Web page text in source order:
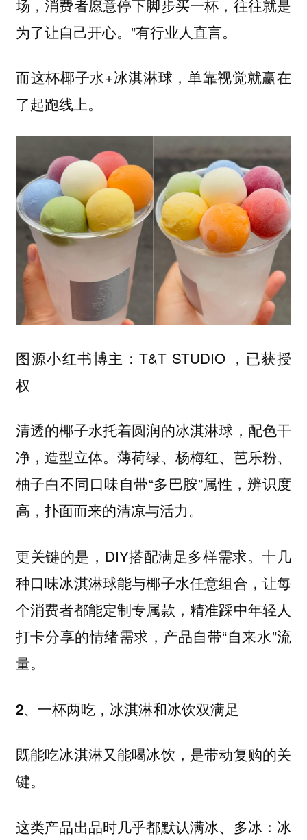
场，消费者愿意停下脚步买一杯，往往就是
为了让自己开心。”有行业人直言。
而这杯椰子水+冰淇淋球，单靠视觉就赢在
了起跑线上。
图源小红书博主：T&T STUDIO ，已获授
权
清透的椰子水托着圆润的冰淇淋球，配色干
净，造型立体。薄荷绿、杨梅红、芭乐粉、
柚子白不同口味自带“多巴胺”属性，辨识度
高，扑面而来的清凉与活力。
更关键的是，DIY搭配满足多样需求。十几
种口味冰淇淋球能与椰子水任意组合， 让每
个消费者都能定制专属款 ，精准踩中年轻人
打卡分享的情绪需求，产品自带“自来水”流
量。
2、一杯两吃，冰淇淋和冰饮双满足
既能吃冰淇淋又能喝冰饮，是带动复购的关
键。
这类产品出品时几乎都默认满冰、多冰：冰